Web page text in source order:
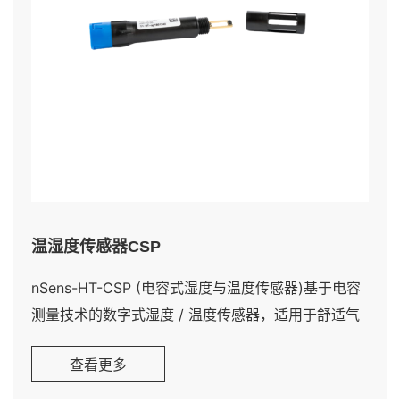
温湿度传感器CSP
nSens-HT-CSP (电容式湿度与温度传感器)基于电容
测量技术的数字式湿度 / 温度传感器，适用于舒适气
候应用场景。该传感器可快速更换为其他 nSens 传感
器，且与所有 nSens 组件（电缆、变送器、手持设备
查看更多